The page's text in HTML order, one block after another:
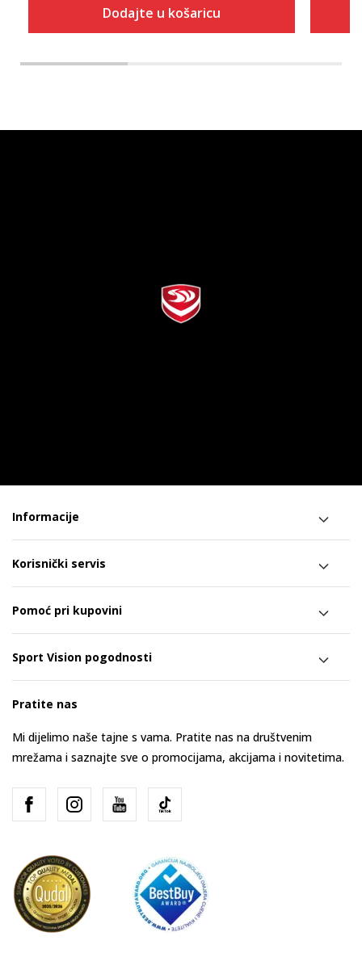
Dodajte u košaricu
Informacije
Korisnički servis
Pomoć pri kupovini
Sport Vision pogodnosti
Pratite nas
Mi dijelimo naše tajne s vama. Pratite nas na društvenim
mrežama i saznajte sve o promocijama, akcijama i novitetima.